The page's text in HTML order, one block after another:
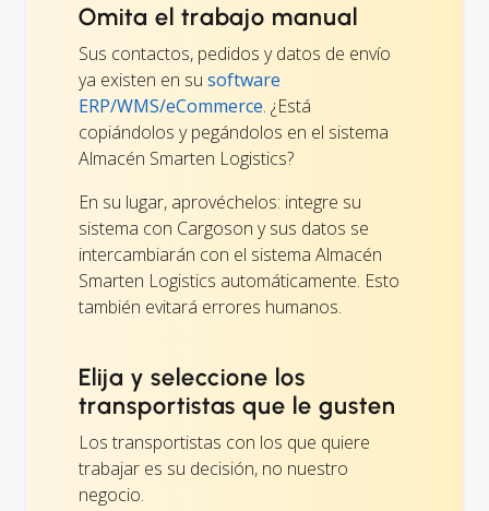
Omita el trabajo manual
Sus contactos, pedidos y datos de envío
ya existen en su software
ERP/WMS/eCommerce. ¿Está
copiándolos y pegándolos en el sistema
Almacén Smarten Logistics?
En su lugar, aprovéchelos: integre su
sistema con Cargoson y sus datos se
intercambiarán con el sistema Almacén
Smarten Logistics automáticamente. Esto
también evitará errores humanos.
Elija y seleccione los
transportistas que le gusten
Los transportistas con los que quiere
trabajar es su decisión, no nuestro
negocio.